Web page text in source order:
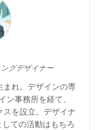
グデザイナー
まれ。デザインの専
ン事務所を経て、
スを設立。デザイナ
ての活動はもちろ